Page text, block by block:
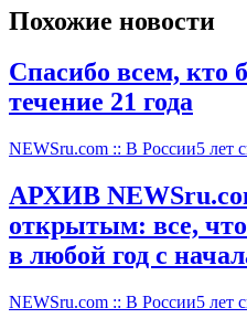
Похожие новости
Спасибо всем, кто
течение 21 года
NEWSru.com :: В России5 лет
АРХИВ
открытым: все,
в любой год с
NEWSru.com :: В России5 лет